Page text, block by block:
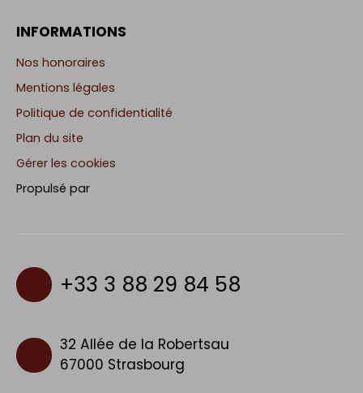
INFORMATIONS
Nos honoraires
Mentions légales
Politique de confidentialité
Plan du site
Gérer les cookies
Propulsé par
+33 3 88 29 84 58
32 Allée de la Robertsau
67000 Strasbourg